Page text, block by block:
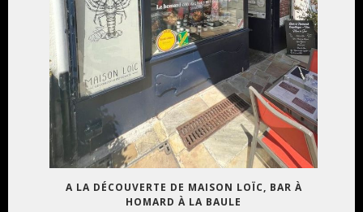
A LA DÉCOUVERTE DE MAISON LOÏC, BAR À
HOMARD À LA BAULE